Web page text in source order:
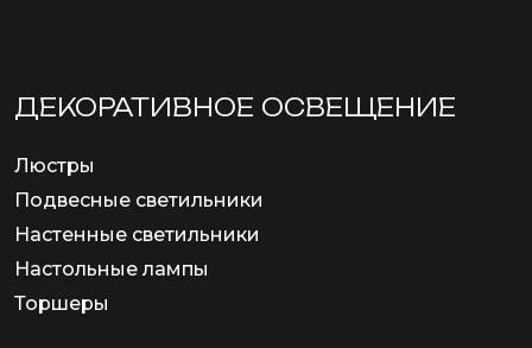
ДЕКОРАТИВНОЕ ОСВЕЩЕНИЕ
Люстры
Подвесные светильники
Настенные светильники
Настольные лампы
Торшеры